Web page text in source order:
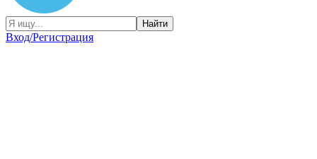
Найти
Вход/Регистрация